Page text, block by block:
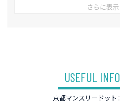
さらに表示
USEFUL
京都マンスリードット